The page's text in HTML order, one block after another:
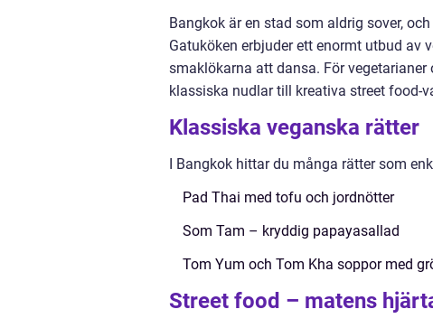
Bangkok är en stad som aldrig sover,
Gatuköken erbjuder ett enormt utbud av
smaklökarna att dansa. För
klassiska nudlar till kreativa street food-
Klassiska veganska rätter
I Bangkok hittar du många rätter som
Pad Thai med tofu och jordnötter
Som Tam – kryddig papayasallad
Tom Yum och Tom Kha soppor med
Street food – matens